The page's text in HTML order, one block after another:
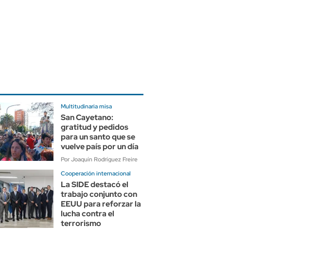
Multitudinaria misa
San Cayetano:
gratitud y pedidos
para un santo que se
vuelve país por un día
Por Joaquín Rodríguez Freire
Cooperación internacional
La SIDE destacó el
trabajo conjunto con
EEUU para reforzar la
lucha contra el
terrorismo